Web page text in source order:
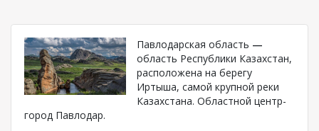
Павлодарская область —
область Республики Казахстан,
расположена на берегу
Иртыша, самой крупной реки
Казахстана. Областной центр-
город Павлодар.